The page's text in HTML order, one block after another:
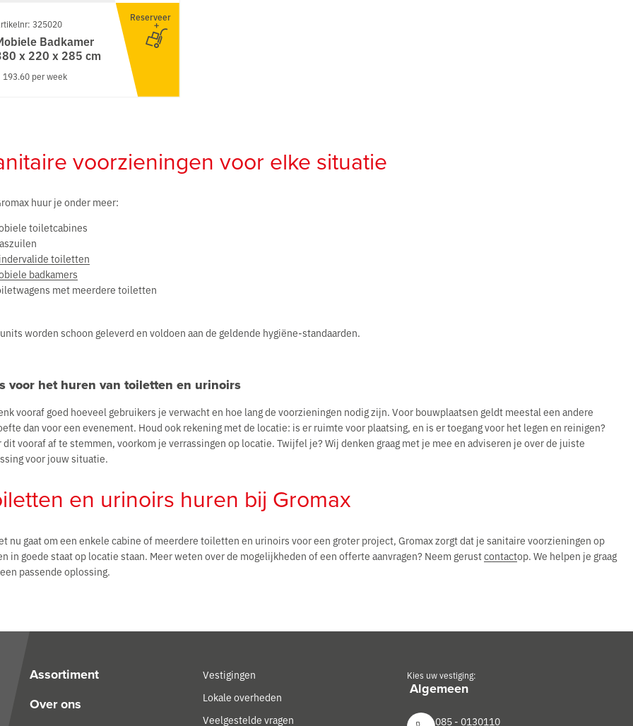
325020
Badkamer
x 220 x 285 cm
193.60 per week
Reserveer
voorzieningen voor elke situatie
huur je onder meer:
toiletcabines
toiletten
badkamers
met meerdere toiletten
worden schoon geleverd en voldoen aan de geldende hygiëne-standaarden.
voor het huren van toiletten en urinoirs
vooraf goed hoeveel gebruikers je verwacht en hoe lang de voorzieningen nodig zijn. Voor bouwplaatsen geldt meestal een andere
dan voor een evenement. Houd ook rekening met de locatie: is er ruimte voor plaatsing, en is er toegang voor het legen en reinigen?
dit vooraf af te stemmen, voorkom je verrassingen op locatie. Twijfel je? Wij denken graag met je mee en adviseren je over de juiste
voor jouw situatie.
en urinoirs huren bij Gromax
nu gaat om een enkele cabine of meerdere toiletten en urinoirs voor een groter project, Gromax zorgt dat je sanitaire voorzieningen op
in goede staat op locatie staan. Meer weten over de mogelijkheden of een offerte aanvragen? Neem gerustcontactop. We helpen je graag
passende oplossing.
Assortiment
Over ons
Vestigingen
Lokale overheden
Veelgestelde vragen
Kies uw vestiging:
085 - 0130110